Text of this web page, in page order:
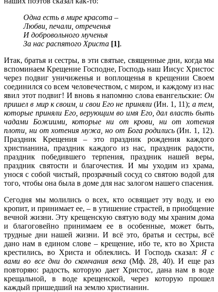
Одна есть в мире красота –
Любви, печали, отреченья
И добровольного мученья
За нас распятого Христа [1].
Итак, братья и сестры, в эти святые, священные дни, когда мы
вспоминаем Крещение Господне, Господь наш Иисус Христос
через подвиг уничиженья и воплощенья в крещении Своем
соединился со всем человечеством, с миром, и каждому из нас
явил этот подвиг! И вновь я напомню слова евангельские: Он
пришел в мир к своим, и свои Его не приняли(Ин. 1, 11); а тем,
которые приняли Его, верующим во имя Его, дал власть быть
чадами Божиими, которые ни от крови, ни от хотения
плоти, ни от хотения мужа, но от Бога родились(Ин. 1, 12).
Праздник Крещения – это праздник рождения каждого
христианина, праздник каждого из нас, праздник радости,
праздник победившего терпения, праздник нашей веры,
праздник святости и благочестия. И мы уходим из храма,
унося с собой чистый, прозрачный сосуд со святою водой для
того, чтобы она была в доме для нас залогом нашего спасения.
Сегодня мы молились о всех, кто освящает эту воду, и ею
кропит, и принимает ее, – в утишение страстей, в приобщение
вечной жизни. Эту крещенскую святую воду мы храним дома
и благоговейно принимаем ее в особенные, может быть,
трудные дни нашей жизни. И всё это, братья и сестры, всё
дано нам в едином слове – крещение, ибо те, кто во Христа
крестились, во Христа и облеклись. И Господь сказал: Я с
вами во все дни до скончания века (Мф. 28, 40). И еще раз
повторяю: радость, которую дает Христос, дана нам в воде
крещальной, в воде крещенской, через которую прошел
каждый пришедший на землю христианин.